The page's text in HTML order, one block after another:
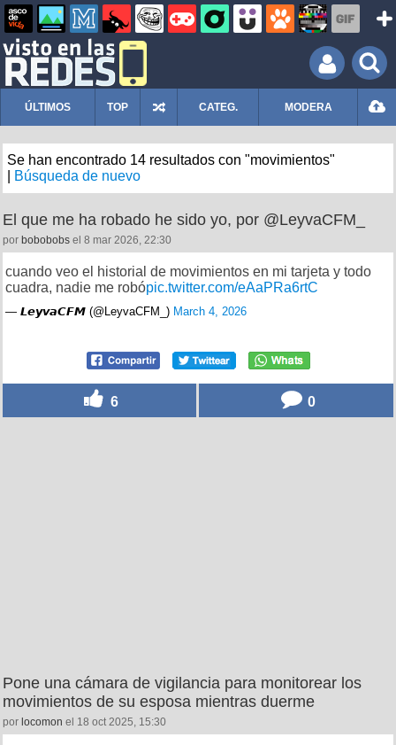
ÚLTIMOS TOP CATEG. MODERA
Se han encontrado 14 resultados con "movimientos"
Búsqueda de nuevo
El que me ha robado he sido yo, por @LeyvaCFM_
por bobobobs el 8 mar 2026, 22:30
cuando veo el historial de movimientos en mi tarjeta y todo
cuadra, nadie me robópic.twitter.com/eAaPRa6rtC
— 𝙇𝙚𝙮𝙫𝙖𝘾𝙁𝙈 (@LeyvaCFM_) March 4, 2026
6 0
Pone una cámara de vigilancia para monitorear los
movimientos de su esposa mientras duerme
por locomon el 18 oct 2025, 15:30